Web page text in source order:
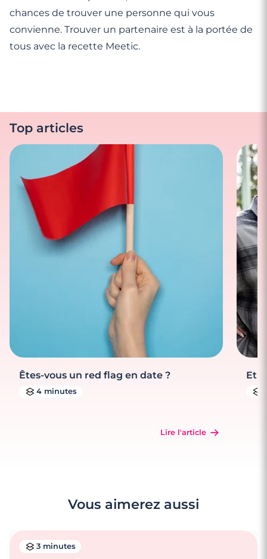
chances de trouver une personne qui vous
convienne. Trouver un partenaire est à la portée de
tous avec la recette Meetic.
Top articles
Êtes-vous un red flag en date ?
4 minutes
Lire l'article
Et
Vous aimerez aussi
3 minutes